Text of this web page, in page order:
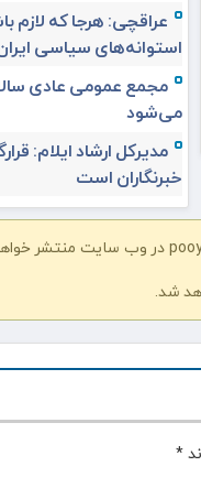
عراقچی: هرجا که لازم
استوانه‌های سیاسی
می‌شود
مدیرکل ارشاد ایلام:
خبرنگاران است
شد.
*